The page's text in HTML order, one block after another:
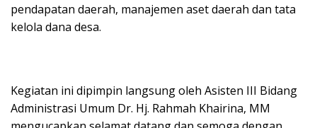
pendapatan daerah, manajemen aset daerah dan tata
kelola dana desa.
Kegiatan ini dipimpin langsung oleh Asisten III Bidang
Administrasi Umum Dr. Hj. Rahmah Khairina, MM